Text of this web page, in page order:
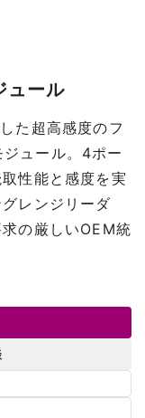
ュール
た超高感度のフ
ュール。4ポー
性能と感度を実
レンジリーダ
の厳しいOEM統